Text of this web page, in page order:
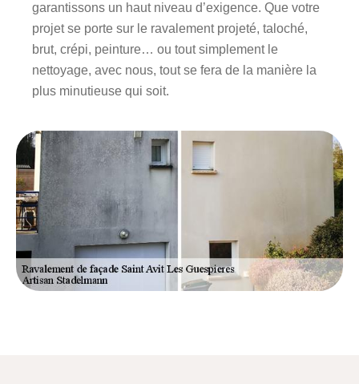
garantissons un haut niveau d’exigence. Que votre
projet se porte sur le ravalement projeté, taloché,
brut, crépi, peinture… ou tout simplement le
nettoyage, avec nous, tout se fera de la manière la
plus minutieuse qui soit.